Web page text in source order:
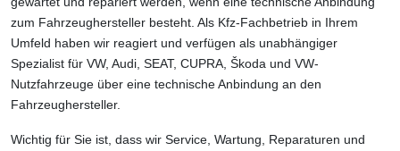
zum Fahrzeughersteller besteht. Als Kfz-Fachbetrieb in Ihrem
Umfeld haben wir reagiert und verfügen als unabhängiger
Spezialist für VW, Audi, SEAT, CUPRA, Škoda und VW-
Nutzfahrzeuge über eine technische Anbindung an den
Fahrzeughersteller.
Wichtig für Sie ist, dass wir Service, Wartung, Reparaturen und